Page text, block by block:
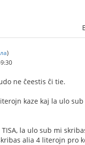
)
ne ĉeestis ĉi tie.
kaze kaj la ulo
la ulo sub mi
alia 4 literojn pro